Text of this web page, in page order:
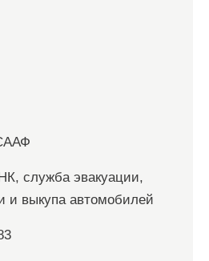
служба эвакуации,
и выкупа автомобилей